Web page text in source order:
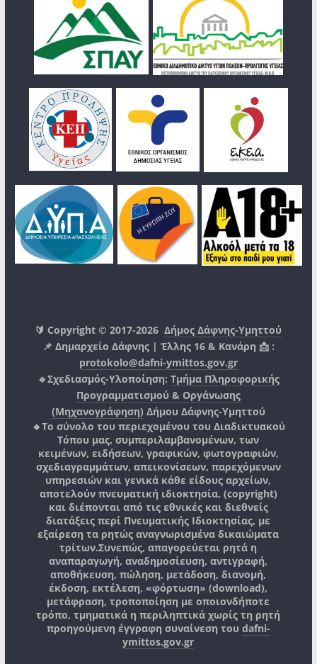
🔰 Copyright © 2017-2026Δήμος Δάφνης-Υμηττού
📌 Δημαρχείο Δάφνης | Έλλης 16 & Κανάρη 📩 :
protokolo@dafni-ymittos.gov.gr
🔹Σχεδιασμός-Υλοποίηση: Τμήμα Πληροφορικής
Προγραμματισμού & Οργάνωσης
(Μηχανογράφηση) Δήμου Δάφνης-Υμηττού
🔸Το σύνολο του περιεχομένου του Διαδικτυακού
Τόπου μας, συμπεριλαμβανομένων, των
κειμένων, ειδήσεων, γραφικών, φωτογραφιών,
σχεδιαγραμμάτων, απεικονίσεων, παρεχόμενων
υπηρεσιών και γενικά κάθε είδους αρχείων,
αποτελούν πνευματική ιδιοκτησία, (copyright)
και διέπονται από τις εθνικές και διεθνείς
διατάξεις περί Πνευματικής Ιδιοκτησίας, με
εξαίρεση τα ρητώς αναγνωρισμένα δικαιώματα
τρίτων.Συνεπώς, απαγορεύεται ρητά η
αναπαραγωγή, αναδημοσίευση, αντιγραφή,
αποθήκευση, πώληση, μετάδοση, διανομή,
έκδοση, εκτέλεση, «φόρτωση» (download),
μετάφραση, τροποποίηση με οποιονδήποτε
τρόπο, τμηματικά η περιληπτικά χωρίς τη ρητή
προηγούμενη έγγραφη συναίνεση του dafni-
ymittos.gov.gr